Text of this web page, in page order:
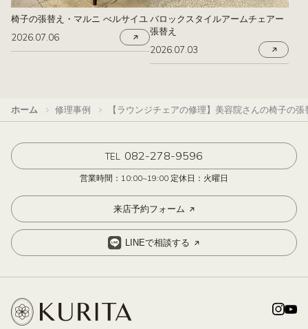
椅子の張替え・マルニ べルサイユ
2026.07.06
バロックスタイルアームチェアー
張替え
2026.07.03
ホーム 修理事例 【ラウンジチェアの修理】美容院さんの椅子の
TEL 082-278-9596
営業時間：10:00~19:00 定休日：火曜日
来店予約フォーム
LINEで相談する